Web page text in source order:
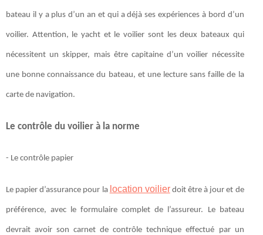
bateau il y a plus d’un an et qui a déjà ses expériences à bord d’un
voilier. Attention, le yacht et le voilier sont les deux bateaux qui
nécessitent un skipper, mais être capitaine d’un voilier nécessite
une bonne connaissance du bateau, et une lecture sans faille de la
carte de navigation.
Le contrôle du voilier à la norme
- Le contrôle papier
Le papier d’assurance pour la location voilierdoit être à jour et de
préférence, avec le formulaire complet de l’assureur. Le bateau
devrait avoir son carnet de contrôle technique effectué par un